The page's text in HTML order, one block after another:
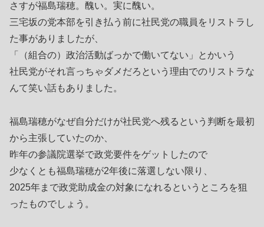
さすが福島瑞穂。醜い。実に醜い。
三宅坂の党本部を引き払う前に社民党の職員をリストラし
た事がありましたが、
「（組合の）政治活動ばっかで働いてない」とかいう
社民党がそれ言っちゃダメだろという理由でのリストラな
んて笑い話もありました。
福島瑞穂がなぜ自分だけが社民党へ残るという判断を最初
から主張していたのか、
昨年の参議院選挙で政党要件をゲットしたので
少なくとも福島瑞穂が2年後に落選しない限り、
2025年まで政党助成金の対象になれるというところを狙
ったものでしょう。